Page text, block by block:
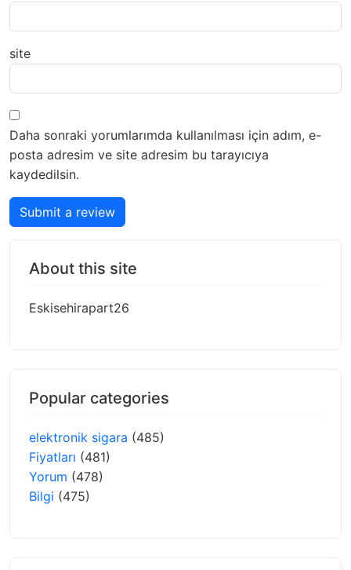
site
Daha sonraki yorumlarımda kullanılması için adım, e-
posta adresim ve site adresim bu tarayıcıya
kaydedilsin.
Submit a review
About this site
Eskisehirapart26
Popular categories
elektronik sigara (485)
Fiyatları (481)
Yorum (478)
Bilgi (475)